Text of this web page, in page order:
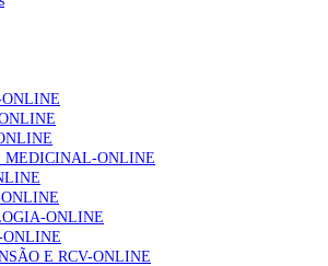
Forense. “Da urgência ao tribunal, cada
e cada profissional faz a diferença”
do Podcast “Frequência Cardio – Sintoniza-
Cardíaca” da Bayer
MEDICINAL-ONLINE
ONLINE
ONLINE
E RCV-ONLINE